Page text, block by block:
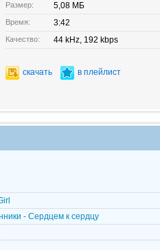
Размер: 5,08 МБ
Время: 3:42
Качество: 44 kHz, 192 kbps
скачать в плейлист
- Сердцем к сердцу